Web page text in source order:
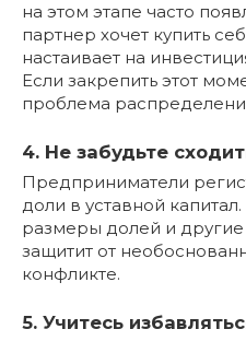
на этом этапе часто
партнер хочет купить
настаивает на
Если закрепить этот
проблема
4. Не забудьте
Предприниматели
доли в уставной
размеры долей и другие
защитит от
конфликте.
5. Учитесь